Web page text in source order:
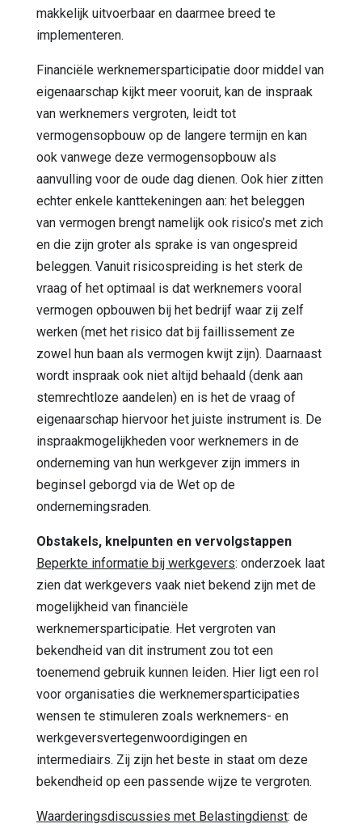
makkelijk uitvoerbaar en daarmee breed te
implementeren.
Financiële werknemersparticipatie door middel van
eigenaarschap kijkt meer vooruit, kan de inspraak
van werknemers vergroten, leidt tot
vermogensopbouw op de langere termijn en kan
ook vanwege deze vermogensopbouw als
aanvulling voor de oude dag dienen. Ook hier zitten
echter enkele kanttekeningen aan: het beleggen
van vermogen brengt namelijk ook risico’s met zich
en die zijn groter als sprake is van ongespreid
beleggen. Vanuit risicospreiding is het sterk de
vraag of het optimaal is dat werknemers vooral
vermogen opbouwen bij het bedrijf waar zij zelf
werken (met het risico dat bij faillissement ze
zowel hun baan als vermogen kwijt zijn). Daarnaast
wordt inspraak ook niet altijd behaald (denk aan
stemrechtloze aandelen) en is het de vraag of
eigenaarschap hiervoor het juiste instrument is. De
inspraakmogelijkheden voor werknemers in de
onderneming van hun werkgever zijn immers in
beginsel geborgd via de Wet op de
ondernemingsraden.
Obstakels, knelpunten en vervolgstappen
Beperkte informatie bij werkgevers: onderzoek laat
zien dat werkgevers vaak niet bekend zijn met de
mogelijkheid van financiële
werknemersparticipatie. Het vergroten van
bekendheid van dit instrument zou tot een
toenemend gebruik kunnen leiden. Hier ligt een rol
voor organisaties die werknemersparticipaties
wensen te stimuleren zoals werknemers- en
werkgeversvertegenwoordigingen en
intermediairs. Zij zijn het beste in staat om deze
bekendheid op een passende wijze te vergroten.
Waarderingsdiscussies met Belastingdienst: de